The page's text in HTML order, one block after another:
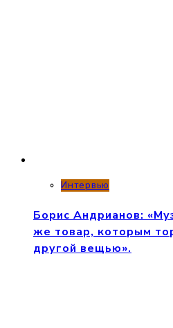
Интервью
Борис Андрианов:
же товар, которым
другой вещью».